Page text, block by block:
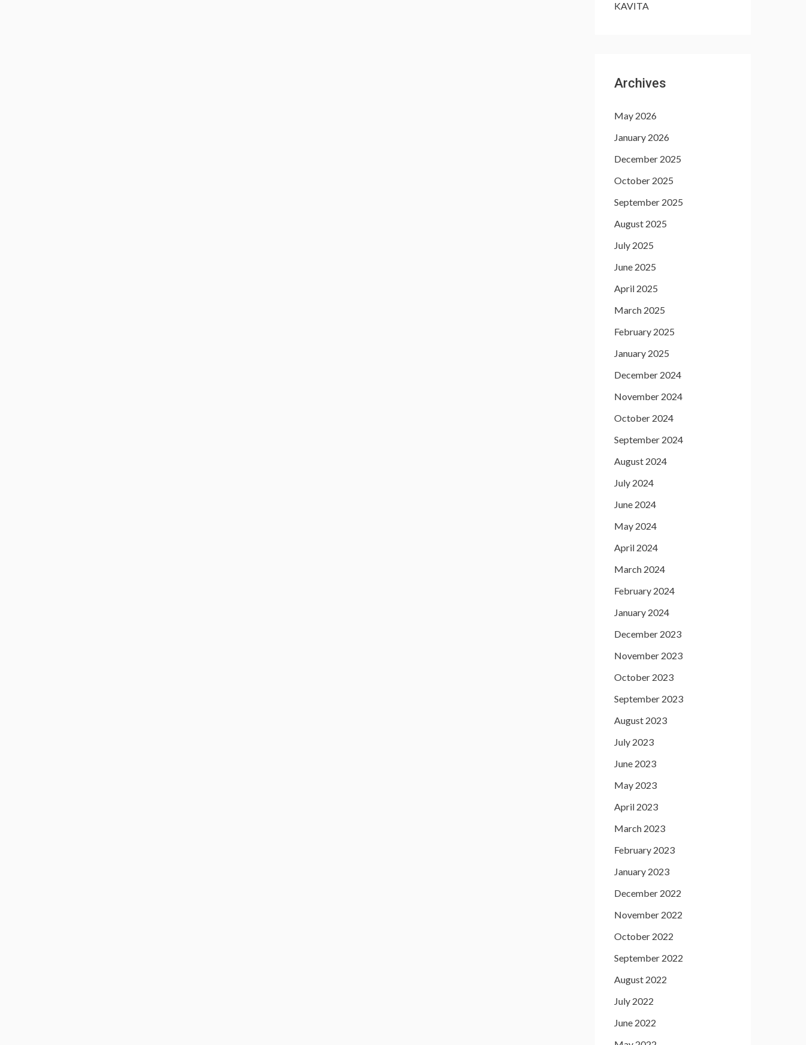
KAVITA
Archives
May 2026
January 2026
December 2025
October 2025
September 2025
August 2025
July 2025
June 2025
April 2025
March 2025
February 2025
January 2025
December 2024
November 2024
October 2024
September 2024
August 2024
July 2024
June 2024
May 2024
April 2024
March 2024
February 2024
January 2024
December 2023
November 2023
October 2023
September 2023
August 2023
July 2023
June 2023
May 2023
April 2023
March 2023
February 2023
January 2023
December 2022
November 2022
October 2022
September 2022
August 2022
July 2022
June 2022